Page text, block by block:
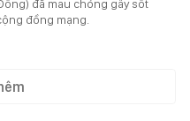
đã mau chóng gây sốt
đồng mạng.